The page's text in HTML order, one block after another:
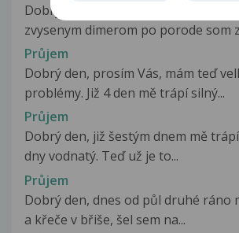
Dobry den, mam vyoperovany zlcnik,
zvysenym dimerom po porode som
Průjem
Dobrý den, prosím Vás, mám teď
problémy. Již 4 den mě trápí silný...
Průjem
Dobrý den, již šestým dnem mě
dny vodnatý. Teď už je to...
Průjem
Dobrý den, dnes od půl druhé ráno
a křeče v břiše, šel sem na...